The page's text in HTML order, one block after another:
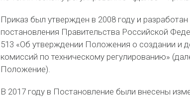
Приказ был утвержден в 2008 году и
постановления Правительства Российской
513 «Об утверждении Положения о создании и
комиссий по техническому регулированию»
Положение).
В 2017 году в Постановление были внесены